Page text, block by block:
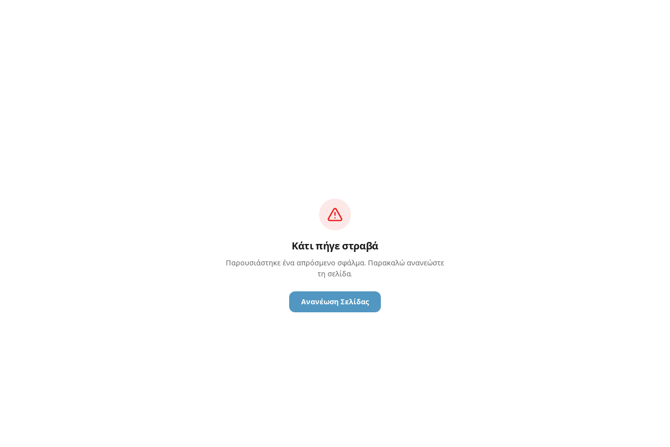
Κάτι πήγε στραβά
Παρουσιάστηκε ένα απρόσμενο σφάλμα. Παρακαλώ ανανεώστε
τη σελίδα.
Ανανέωση Σελίδας